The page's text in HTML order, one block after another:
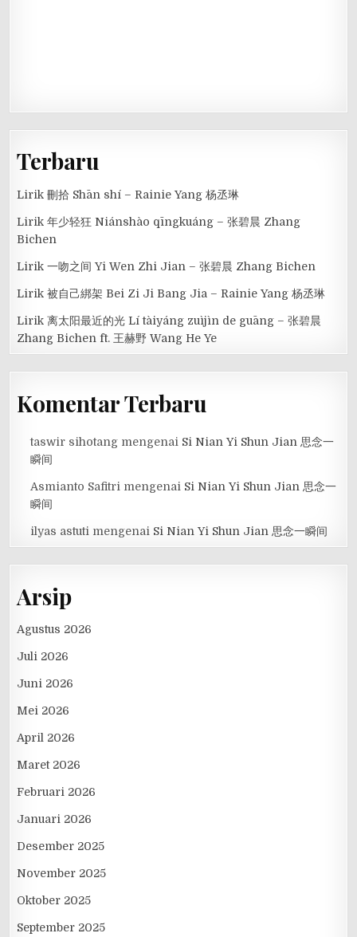
Terbaru
Lirik 刪拾 Shān shí – Rainie Yang 杨丞琳
Lirik 年少轻狂 Niánshào qīngkuáng – 张碧晨 Zhang
Bichen
Lirik 一吻之间 Yi Wen Zhi Jian – 张碧晨 Zhang Bichen
Lirik 被自己綁架 Bei Zi Ji Bang Jia – Rainie Yang 杨丞琳
Lirik 离太阳最近的光 Lí tàiyáng zuìjìn de guāng – 张碧晨
Zhang Bichen ft. 王赫野 Wang He Ye
Komentar Terbaru
taswir sihotang mengenai Si Nian Yi Shun Jian 思念一
瞬间
Asmianto Safitri mengenai Si Nian Yi Shun Jian 思念一
瞬间
ilyas astuti mengenai Si Nian Yi Shun Jian 思念一瞬间
Arsip
Agustus 2026
Juli 2026
Juni 2026
Mei 2026
April 2026
Maret 2026
Februari 2026
Januari 2026
Desember 2025
November 2025
Oktober 2025
September 2025